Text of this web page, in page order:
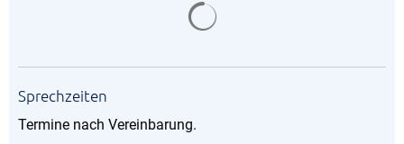
Sprechzeiten
Termine nach Vereinbarung.